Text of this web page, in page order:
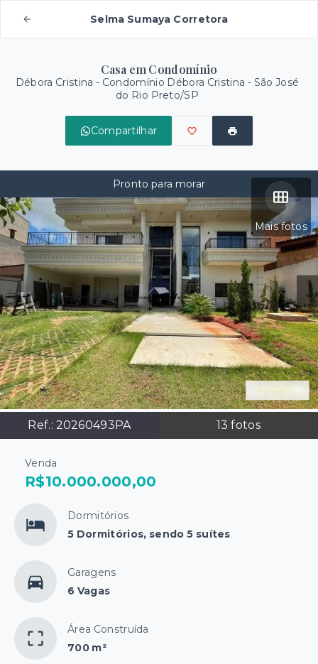
Selma Sumaya Corretora
Casa em Condomínio
Débora Cristina - Condomínio Débora Cristina - São José
do Rio Preto/SP
Compartilhar
Mais fotos
Ref.: 20260493PA 13 fotos
Pronto para morar
Venda
R$10.000.000,00
Dormitórios
5 Dormitórios, sendo 5 suítes
Garagens
6 Vagas
Área Construída
700 m²